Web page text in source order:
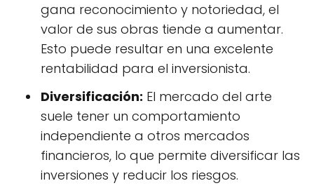
gana reconocimiento y notoriedad, el
valor de sus obras tiende a aumentar.
Esto puede resultar en una excelente
rentabilidad para el inversionista.
Diversificación: El mercado del arte
suele tener un comportamiento
independiente a otros mercados
financieros, lo que permite diversificar las
inversiones y reducir los riesgos.